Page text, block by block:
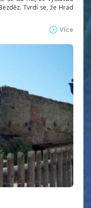
Tvrdí se, že Hrad
Více